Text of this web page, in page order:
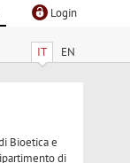
Login
IT EN
Bioetica e
di